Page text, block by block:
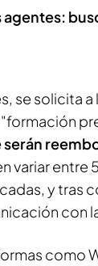
agentes:
se solicita
variar entre
y tras
con
como